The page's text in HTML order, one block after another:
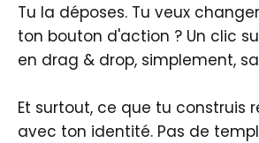
Tu la déposes. Tu veux
ton bouton d'action ? Un clic
en drag & drop, simplement,
Et surtout, ce que tu construis
avec ton identité. Pas de